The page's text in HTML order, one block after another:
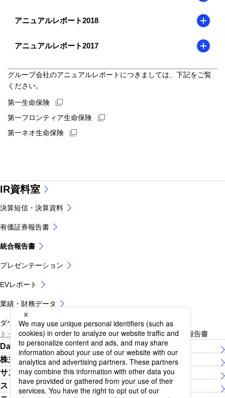
アニュアルレポート2018
アニュアルレポート2017
グループ会社のアニュアルレポートにつきましては、下記をご覧
ください。
第一生命保険新規ウィンドウを開きます
第一フロンティア生命保険新規ウィンドウを開きます
第一ネオ生命保険新規ウィンドウを開きます
IR資料室
決算短信・決算資料
有価証券報告書
統合報告書
プレゼンテーション
EVレポート
業績・財務データ
ダウンロードセンター
トップページ
株主・投資家の皆さま IR資料室 統合報告書
Daiichi Lifeグループについて
株主・投資家の皆さま
サステナビリティ
ストーリー